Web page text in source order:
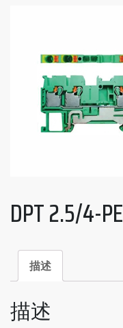
DPT 2.5/4-PE
描述
描述